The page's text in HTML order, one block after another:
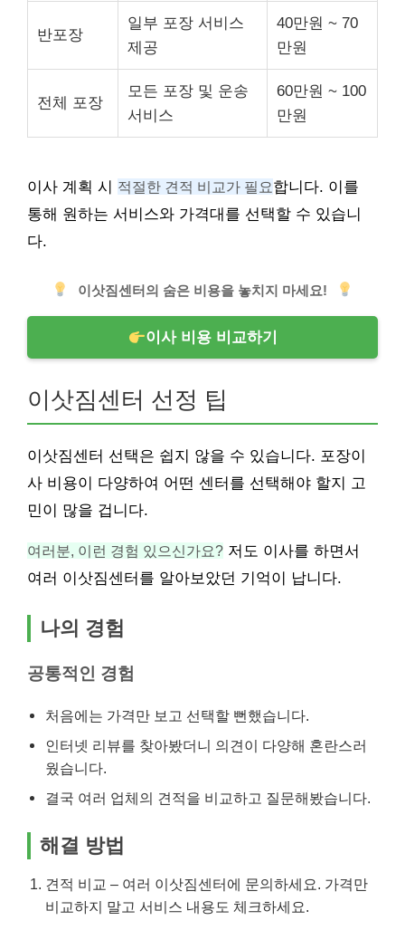
반포장
일부 포장 서비스
제공
40만원 ~ 70
만원
전체 포장
모든 포장 및 운송
서비스
60만원 ~ 100
만원
이사 계획 시 적절한 견적 비교가 필요합니다. 이를
통해 원하는 서비스와 가격대를 선택할 수 있습니
다.
이삿짐센터의 숨은 비용을 놓치지 마세요!
이사 비용 비교하기
이삿짐센터 선정 팁
이삿짐센터 선택은 쉽지 않을 수 있습니다. 포장이
사 비용이 다양하여 어떤 센터를 선택해야 할지 고
민이 많을 겁니다.
여러분, 이런 경험 있으신가요? 저도 이사를 하면서
여러 이삿짐센터를 알아보았던 기억이 납니다.
나의 경험
공통적인 경험
처음에는 가격만 보고 선택할 뻔했습니다.
인터넷 리뷰를 찾아봤더니 의견이 다양해 혼란스러
웠습니다.
결국 여러 업체의 견적을 비교하고 질문해봤습니다.
해결 방법
견적 비교 – 여러 이삿짐센터에 문의하세요. 가격만
비교하지 말고 서비스 내용도 체크하세요.